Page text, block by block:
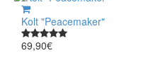
Kolt "Peacemaker"
69,90€